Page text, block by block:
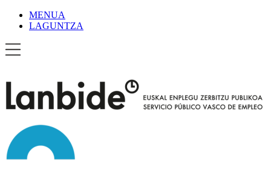
MENUA
LAGUNTZA